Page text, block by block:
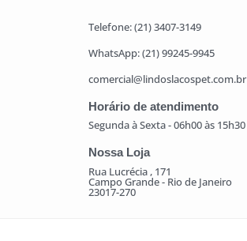
Telefone: (21) 3407-3149
WhatsApp: (21) 99245-9945
comercial@lindoslacospet.com.br
Horário de atendimento
Segunda à Sexta - 06h00 às 15h30
Nossa Loja
Rua Lucrécia , 171
Campo Grande - Rio de Janeiro
23017-270